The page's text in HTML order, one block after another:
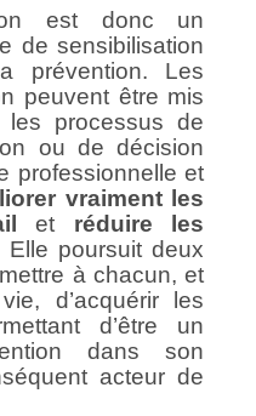
est donc un
de sensibilisation
prévention. Les
peuvent être mis
processus de
ou de décision
professionnelle et
vraiment les
et réduire les
Elle poursuit deux
à chacun, et
d’acquérir les
d’être un
dans son
acteur de